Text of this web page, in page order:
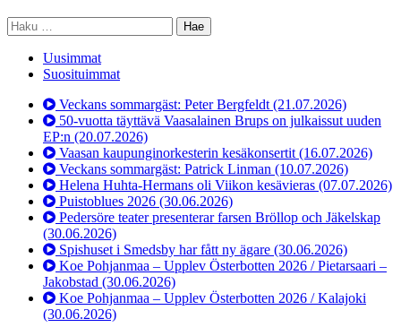
Haku:
Uusimmat
Suosituimmat
Veckans sommargäst: Peter Bergfeldt (21.07.2026)
50-vuotta täyttävä Vaasalainen Brups on julkaissut uuden
EP:n (20.07.2026)
Vaasan kaupunginorkesterin kesäkonsertit (16.07.2026)
Veckans sommargäst: Patrick Linman (10.07.2026)
Helena Huhta-Hermans oli Viikon kesävieras (07.07.2026)
Puistoblues 2026 (30.06.2026)
Pedersöre teater presenterar farsen Bröllop och Jäkelskap
(30.06.2026)
Spishuset i Smedsby har fått ny ägare (30.06.2026)
Koe Pohjanmaa – Upplev Österbotten 2026 / Pietarsaari –
Jakobstad (30.06.2026)
Koe Pohjanmaa – Upplev Österbotten 2026 / Kalajoki
(30.06.2026)